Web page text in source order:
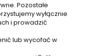
Pozostałe
wyłącznie
i prowadzić
lub wycofać w